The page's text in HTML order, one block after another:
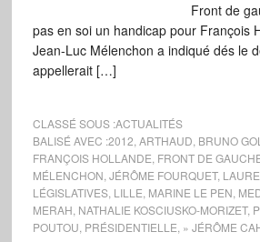
Front de
pas en soi un handicap pour François
Jean-Luc Mélenchon a indiqué dés le
appellerait […]
CLASSÉ SOUS :ACTUALITÉS
BALISÉ AVEC :2012 ARTHAUD BRUNO
FRANÇOIS HOLLANDE FRONT DE
MÉLENCHON JÉRÔME FOURQUET,
LÉGISLATIVES, LILLE MARINE LE PEN
MERAH NATHALIE KOSCIUSKO-MORIZET,
POUTOU PRÉSIDENTIELLE » JÉRÔME